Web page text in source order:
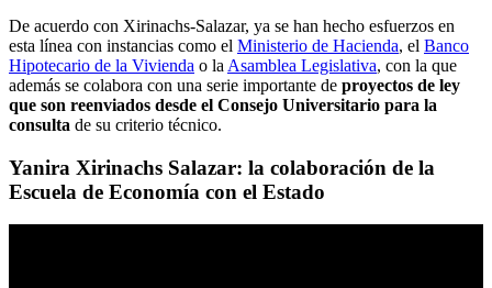
De acuerdo con Xirinachs-Salazar, ya se han hecho esfuerzos en
esta línea con instancias como el Ministerio de Hacienda, el Banco
Hipotecario de la Vivienda o la Asamblea Legislativa, con la que
además se colabora con una serie importante de proyectos de ley
que son reenviados desde el Consejo Universitario para la
consulta de su criterio técnico.
Yanira Xirinachs Salazar: la colaboración de la
Escuela de Economía con el Estado